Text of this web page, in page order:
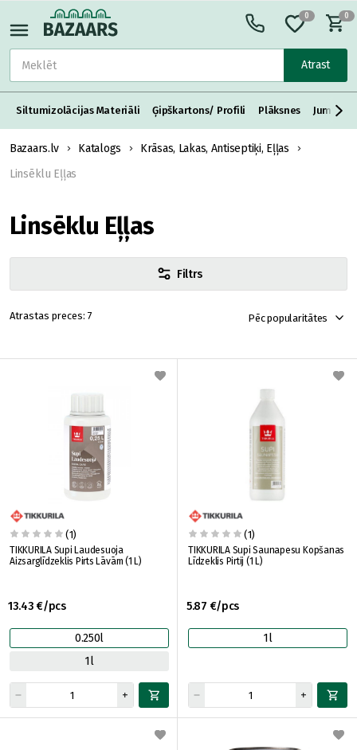
Atrast
0 0
Siltumizolācijas Materiāli Ģipškartons/ Profili Plāksnes Jumta
Bazaars.lv Katalogs
Krāsas, Lakas, Antiseptiķi, Eļļas
Linsēklu Eļļas
Linsēklu Eļļas
Filtrs
7 Pēc popularitātes
(1)
TIKKURILA Supi Laudesuoja
Aizsarglīdzeklis Pirts Lāvām (1 L)
13.43 €/pcs
0.250l
1l
(1)
TIKKURILA Supi Saunapesu Kopšanas
Līdzeklis Pirtij (1 L)
5.87 €/pcs
1l